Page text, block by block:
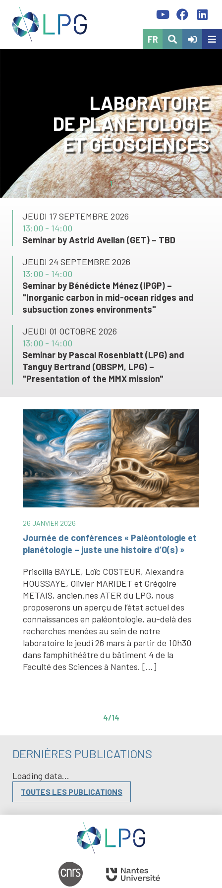
FR
LABORATOIRE
DE PLANÉTOLOGIE
ET GÉOSCIENCES
1
JEUDI 17 SEPTEMBRE 2026
13:00 - 14:00
Seminar by Astrid Avellan (GET) – TBD
JEUDI 24 SEPTEMBRE 2026
13:00 - 14:00
Seminar by Bénédicte Ménez (IPGP) –
"Inorganic carbon in mid-ocean ridges and
subsuction zones environments"
JEUDI 01 OCTOBRE 2026
13:00 - 14:00
Seminar by Pascal Rosenblatt (LPG) and
Tanguy Bertrand (OBSPM, LPG) –
"Presentation of the MMX mission"
26 JANVIER 2026
Journée de conférences « Paléontologie et
planétologie – juste une histoire d’O(s) »
Priscilla BAYLE, Loïc COSTEUR, Alexandra
HOUSSAYE, Olivier MARIDET et Grégoire
METAIS, ancien.nes ATER du LPG, nous
proposerons un aperçu de l’état actuel des
connaissances en paléontologie, au-delà des
recherches menées au sein de notre
laboratoire le jeudi 26 mars à partir de 10h30
dans l’amphithéâtre du bâtiment 4 de la
Faculté des Sciences à Nantes. […]
4/14
DERNIÈRES PUBLICATIONS
Loading data...
TOUTES LES PUBLICATIONS